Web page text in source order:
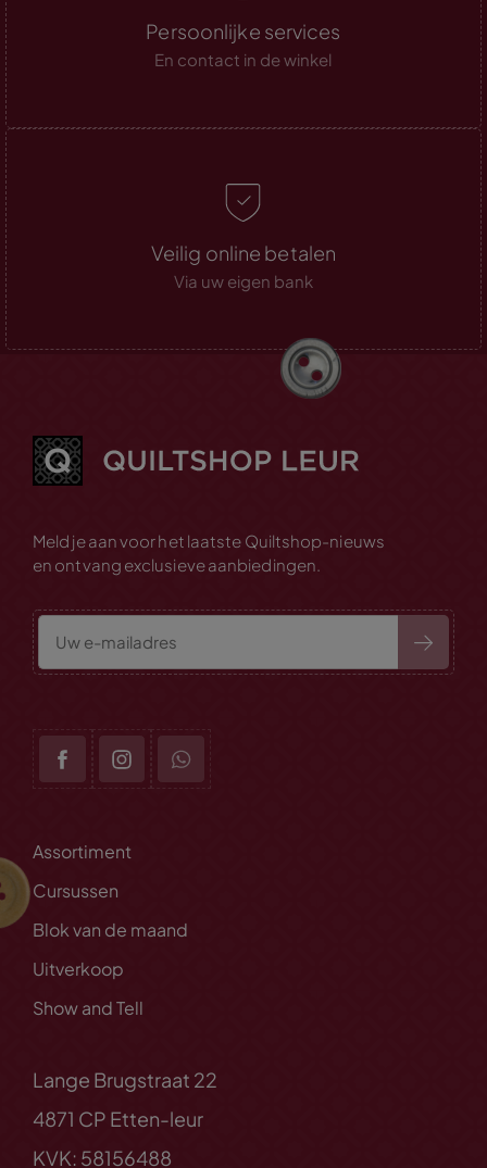
Persoonlijke services
En contact in de winkel
Veilig online betalen
Via uw eigen bank
Meld je aan voor het laatste Quiltshop-nieuws
en ontvang exclusieve aanbiedingen.
Assortiment
Cursussen
Blok van de maand
Uitverkoop
Show and Tell
Lange Brugstraat 22
4871 CP Etten-leur
KVK: 58156488